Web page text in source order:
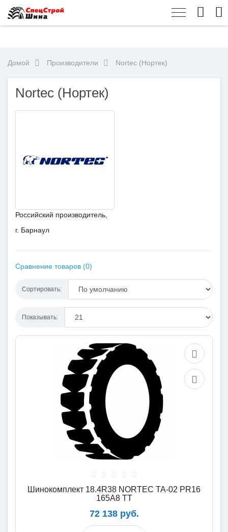
Домой Производители Nortec (Нортек)
Nortec (Нортек)
Российский производитель,
г. Барнаул
Сравнение товаров (0)
Сортировать:
Показывать:
Шинокомплект 18.4R38 NORTEC TA-02 PR16
165A8 TT
72 138 руб.